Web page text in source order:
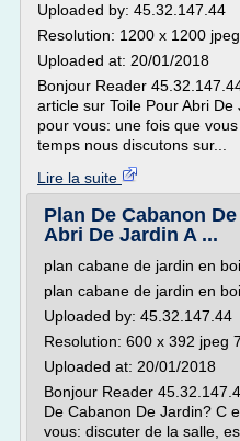
Uploaded by: 45.32.147.44
Resolution: 1200 x 1200
Uploaded at: 20/01/2018
Bonjour Reader
article sur Toile Pour Abri
pour vous: une fois que
temps nous discutons sur...
Lire la suite
Plan De Cabanon
Abri De Jardin A ...
plan cabane de jardin en
plan cabane de jardin en
Uploaded by: 45.32.147.44
Resolution: 600 x 392 jpeg
Uploaded at: 20/01/2018
Bonjour Reader
De Cabanon De Jardin? C
vous: discuter de la salle,